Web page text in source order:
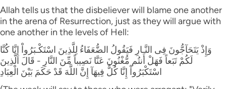
Allah tells us that the disbeliever will blame one another
in the arena of Resurrection, just as they will argue with
one another in the levels of Hell:
وَإِذْ يَتَحَآجُّونَ فِى النَّـارِ فَيَقُولُ الضُّعَفَاءُ لِلَّذِينَ اسْتَكْـبَرُواْ إِنَّا كُنَّا
لَكُمْ تَبَعاً فَهَلْ أَنتُم مُّغْنُونَ عَنَّا نَصِيباً مِّنَ النَّارِ - قَالَ الَّذِينَ
اسْتَكْبَرُواْ إِنَّا كُلٌّ فِيهَآ إِنَّ اللَّهَ قَدْ حَكَمَ بَيْنَ الْعِبَادِ